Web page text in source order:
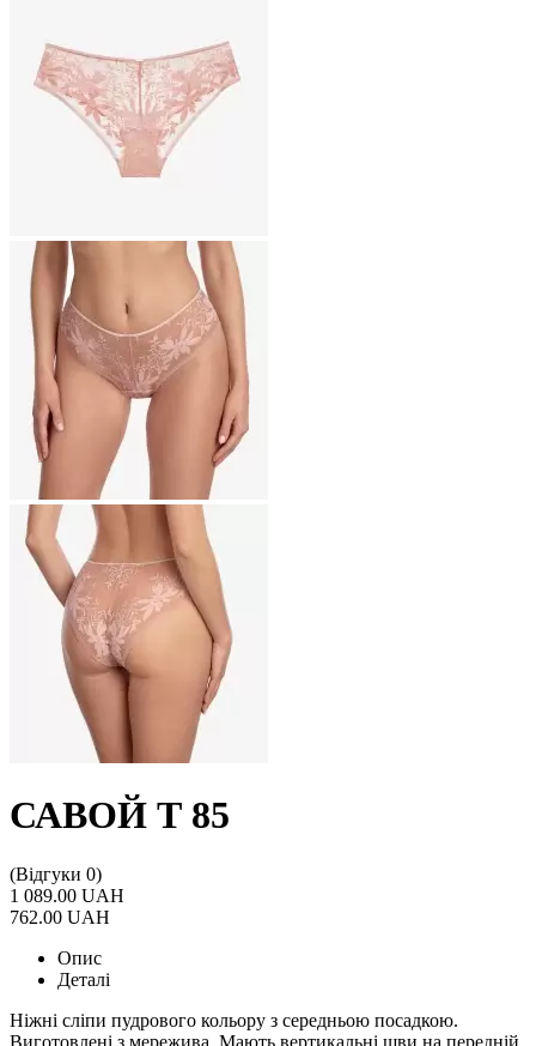
САВОЙ Т 85
(Відгуки 0)
1 089.00 UAH
762.00 UAH
Опис
Деталі
Ніжні сліпи пудрового кольору з середньою посадкою.
Виготовлені з мережива. Мають вертикальні шви на передній